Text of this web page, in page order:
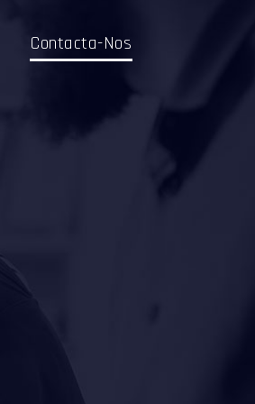
Contacta-Nos